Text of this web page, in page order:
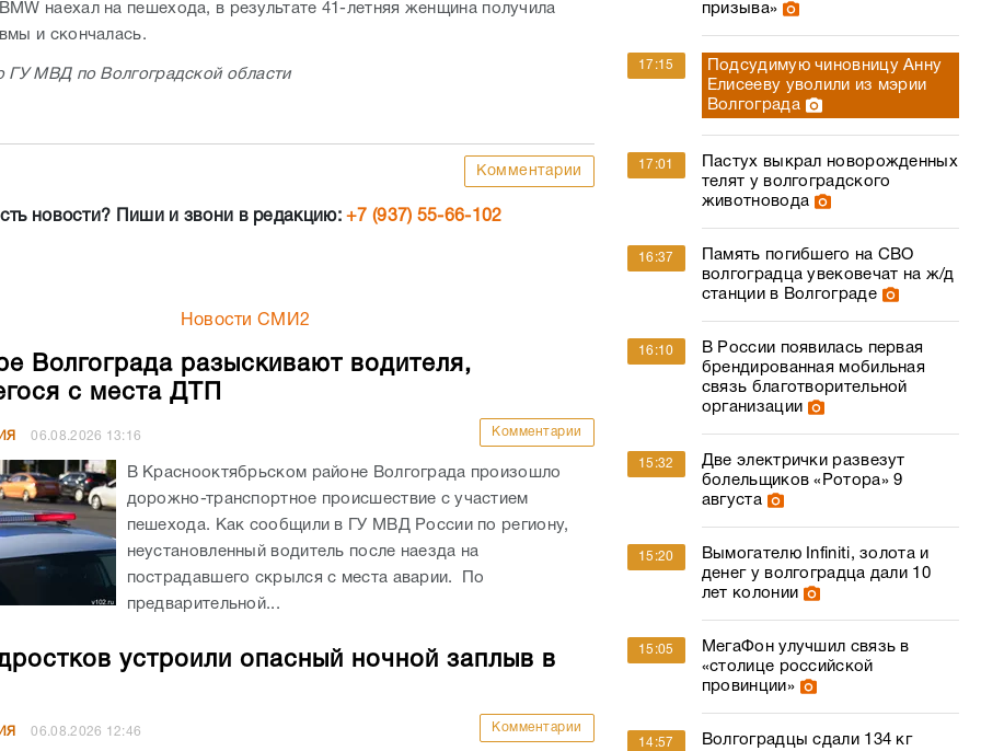
наехал на пешехода, в результате 41-летняя женщина получила
и скончалась.
ГУ МВД по Волгоградской области
Комментарии
новости? Пиши и звони в редакцию:+7 (937) 55-66-102
Новости СМИ2
Волгограда разыскивают водителя,
с места ДТП
06.08.2026 13:16 Комментарии
В Краснооктябрьском районе Волгограда произошло
дорожно-транспортное происшествие с участием
пешехода. Как сообщили в ГУ МВД России по региону,
неустановленный водитель после наезда на
пострадавшего скрылся с места аварии. По
предварительной...
устроили опасный ночной заплыв в
06.08.2026 12:46 Комментарии
призыва»
17:15
Подсудимую чиновницу Анну
Елисееву уволили из мэрии
Волгограда
17:01
Пастух выкрал новорожденных
телят у волгоградского
животновода
16:37
Память погибшего на СВО
волгоградца увековечат на ж/д
станции в Волгограде
16:10
В России появилась первая
брендированная мобильная
связь благотворительной
организации
15:32
Две электрички развезут
болельщиков «Ротора» 9
августа
15:20
Вымогателю Infiniti, золота и
денег у волгоградца дали 10
лет колонии
15:05
МегаФон улучшил связь в
«столице российской
провинции»
14:57
Волгоградцы сдали 134 кг